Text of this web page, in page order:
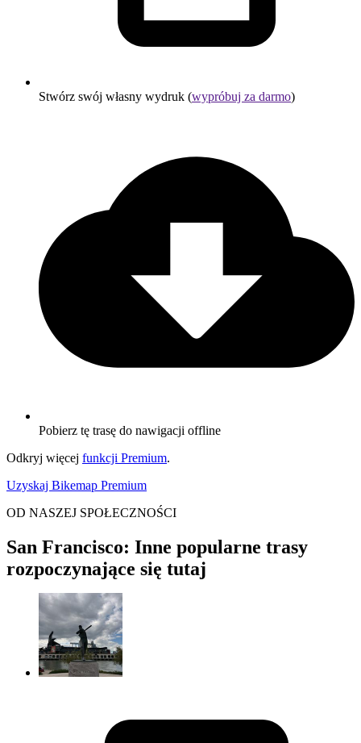
Stwórz swój własny wydruk (wypróbuj za darmo)
Pobierz tę trasę do nawigacji offline
Odkryj więcej funkcji Premium.
Uzyskaj Bikemap Premium
OD NASZEJ SPOŁECZNOŚCI
San Francisco: Inne popularne trasy
rozpoczynające się tutaj